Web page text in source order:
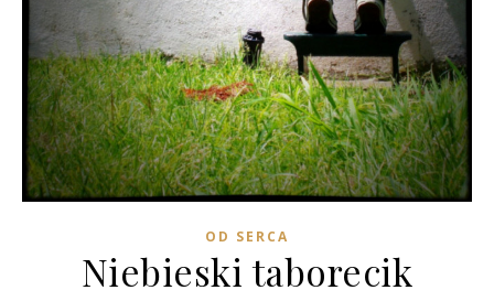
OD SERCA
Niebieski taborecik